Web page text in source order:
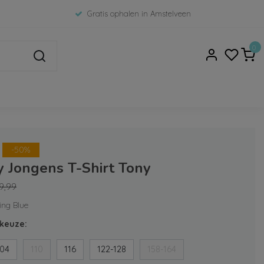
Gratis ophalen in Amstelveen
0
-50%
Jongens T-Shirt Tony
Blue
116 122-128